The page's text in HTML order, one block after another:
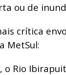
ou de
crítica
MetSul:
o Rio